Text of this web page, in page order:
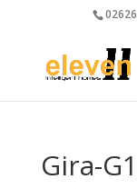
Gira-G1